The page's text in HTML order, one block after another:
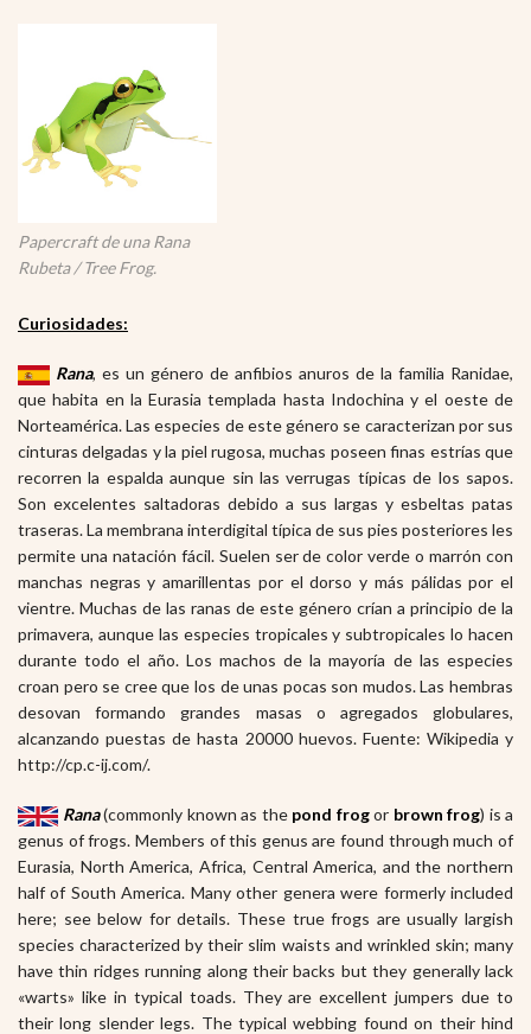
Papercraft de una Rana
Rubeta / Tree Frog.
Curiosidades:
Rana, es un género de anfibios anuros de la familia Ranidae,
que habita en la Eurasia templada hasta Indochina y el oeste de
Norteamérica. Las especies de este género se caracterizan por sus
cinturas delgadas y la piel rugosa, muchas poseen finas estrías que
recorren la espalda aunque sin las verrugas típicas de los sapos.
Son excelentes saltadoras debido a sus largas y esbeltas patas
traseras. La membrana interdigital típica de sus pies posteriores les
permite una natación fácil. Suelen ser de color verde o marrón con
manchas negras y amarillentas por el dorso y más pálidas por el
vientre. Muchas de las ranas de este género crían a principio de la
primavera, aunque las especies tropicales y subtropicales lo hacen
durante todo el año. Los machos de la mayoría de las especies
croan pero se cree que los de unas pocas son mudos. Las hembras
desovan formando grandes masas o agregados globulares,
alcanzando puestas de hasta 20000 huevos. Fuente: Wikipedia y
http://cp.c-ij.com/.
Rana(commonly known as the pond frogor brown frog) is a
genus of frogs. Members of this genus are found through much of
Eurasia, North America, Africa, Central America, and the northern
half of South America. Many other genera were formerly included
here; see below for details. These true frogs are usually largish
species characterized by their slim waists and wrinkled skin; many
have thin ridges running along their backs but they generally lack
«warts» like in typical toads. They are excellent jumpers due to
their long slender legs. The typical webbing found on their hind